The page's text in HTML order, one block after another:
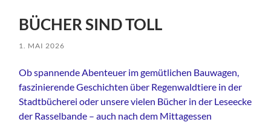
BÜCHER SIND TOLL
1. MAI 2026
Ob spannende Abenteuer im gemütlichen Bauwagen,
faszinierende Geschichten über Regenwaldtiere in der
Stadtbücherei oder unsere vielen Bücher in der Leseecke
der Rasselbande – auch nach dem Mittagessen